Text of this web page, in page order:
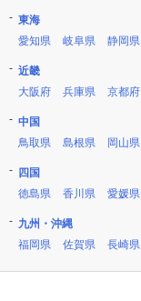
東海
愛知県
岐阜県 静岡県
近畿
大阪府
兵庫県 京都府
中国
鳥取県
島根県 岡山県
四国
徳島県
香川県 愛媛県
九州・沖縄
福岡県
佐賀県 長崎県